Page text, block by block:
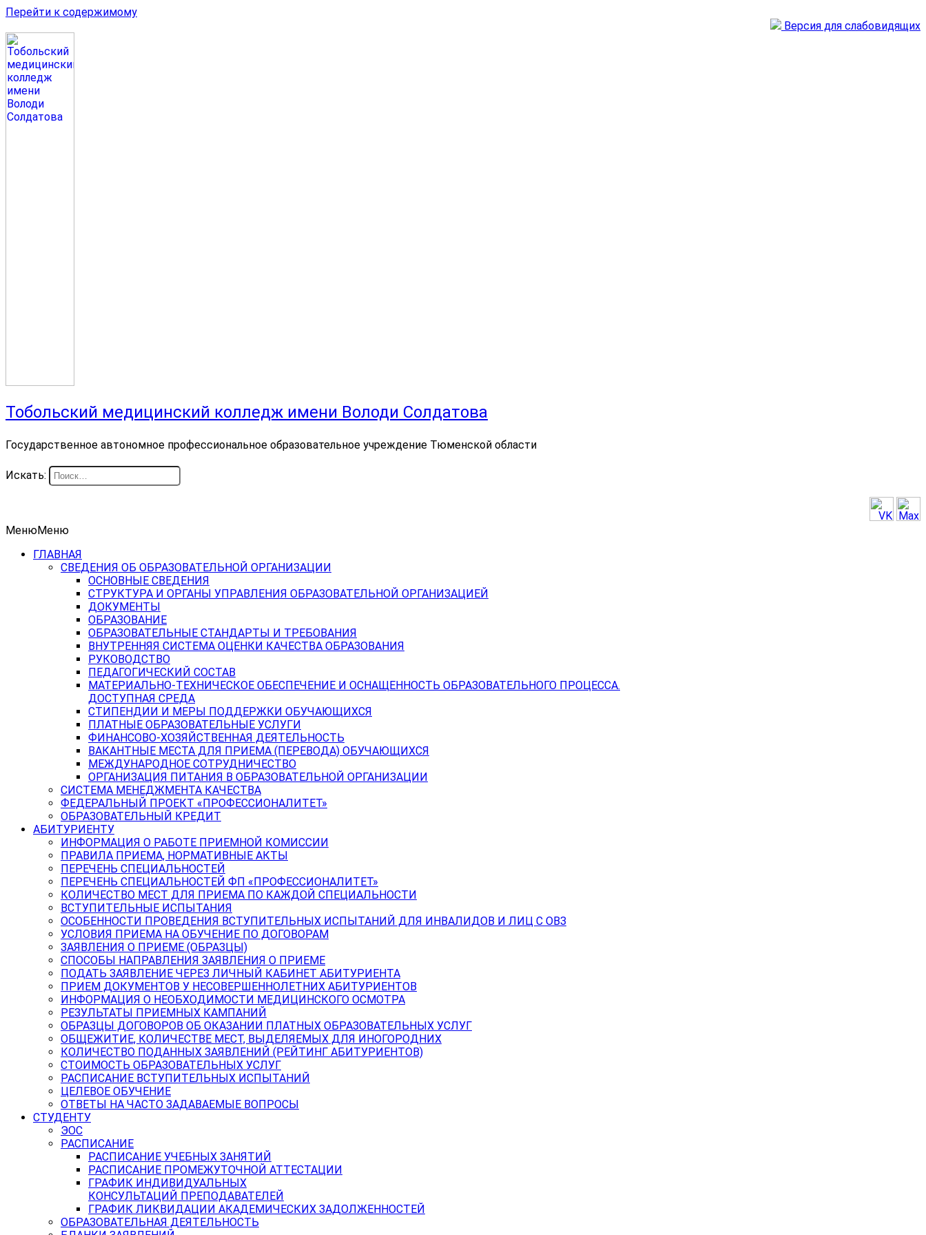
Перейти к содержимому
Версия для слабовидящих
Тобольский медицинский колледж имени Володи Солдатова
Государственное автономное профессиональное образовательное учреждение Тюменской области
Искать:
МенюМеню
ГЛАВНАЯ
СВЕДЕНИЯ ОБ ОБРАЗОВАТЕЛЬНОЙ ОРГАНИЗАЦИИ
ОСНОВНЫЕ СВЕДЕНИЯ
СТРУКТУРА И ОРГАНЫ УПРАВЛЕНИЯ ОБРАЗОВАТЕЛЬНОЙ ОРГАНИЗАЦИЕЙ
ДОКУМЕНТЫ
ОБРАЗОВАНИЕ
ОБРАЗОВАТЕЛЬНЫЕ СТАНДАРТЫ И ТРЕБОВАНИЯ
ВНУТРЕННЯЯ СИСТЕМА ОЦЕНКИ КАЧЕСТВА ОБРАЗОВАНИЯ
РУКОВОДСТВО
ПЕДАГОГИЧЕСКИЙ СОСТАВ
МАТЕРИАЛЬНО-ТЕХНИЧЕСКОЕ ОБЕСПЕЧЕНИЕ И ОСНАЩЕННОСТЬ ОБРАЗОВАТЕЛЬНОГО ПРОЦЕССА.
ДОСТУПНАЯ СРЕДА
СТИПЕНДИИ И МЕРЫ ПОДДЕРЖКИ ОБУЧАЮЩИХСЯ
ПЛАТНЫЕ ОБРАЗОВАТЕЛЬНЫЕ УСЛУГИ
ФИНАНСОВО-ХОЗЯЙСТВЕННАЯ ДЕЯТЕЛЬНОСТЬ
ВАКАНТНЫЕ МЕСТА ДЛЯ ПРИЕМА (ПЕРЕВОДА) ОБУЧАЮЩИХСЯ
МЕЖДУНАРОДНОЕ СОТРУДНИЧЕСТВО
ОРГАНИЗАЦИЯ ПИТАНИЯ В ОБРАЗОВАТЕЛЬНОЙ ОРГАНИЗАЦИИ
СИСТЕМА МЕНЕДЖМЕНТА КАЧЕСТВА
ФЕДЕРАЛЬНЫЙ ПРОЕКТ «ПРОФЕССИОНАЛИТЕТ»
ОБРАЗОВАТЕЛЬНЫЙ КРЕДИТ
АБИТУРИЕНТУ
ИНФОРМАЦИЯ О РАБОТЕ ПРИЕМНОЙ КОМИССИИ
ПРАВИЛА ПРИЕМА, НОРМАТИВНЫЕ АКТЫ
ПЕРЕЧЕНЬ СПЕЦИАЛЬНОСТЕЙ
ПЕРЕЧЕНЬ СПЕЦИАЛЬНОСТЕЙ ФП «ПРОФЕССИОНАЛИТЕТ»
КОЛИЧЕСТВО МЕСТ ДЛЯ ПРИЕМА ПО КАЖДОЙ СПЕЦИАЛЬНОСТИ
ВСТУПИТЕЛЬНЫЕ ИСПЫТАНИЯ
ОСОБЕННОСТИ ПРОВЕДЕНИЯ ВСТУПИТЕЛЬНЫХ ИСПЫТАНИЙ ДЛЯ ИНВАЛИДОВ И ЛИЦ С ОВЗ
УСЛОВИЯ ПРИЕМА НА ОБУЧЕНИЕ ПО ДОГОВОРАМ
ЗАЯВЛЕНИЯ О ПРИЕМЕ (ОБРАЗЦЫ)
СПОСОБЫ НАПРАВЛЕНИЯ ЗАЯВЛЕНИЯ О ПРИЕМЕ
ПОДАТЬ ЗАЯВЛЕНИЕ ЧЕРЕЗ ЛИЧНЫЙ КАБИНЕТ АБИТУРИЕНТА
ПРИЕМ ДОКУМЕНТОВ У НЕСОВЕРШЕННОЛЕТНИХ АБИТУРИЕНТОВ
ИНФОРМАЦИЯ О НЕОБХОДИМОСТИ МЕДИЦИНСКОГО ОСМОТРА
РЕЗУЛЬТАТЫ ПРИЕМНЫХ КАМПАНИЙ
ОБРАЗЦЫ ДОГОВОРОВ ОБ ОКАЗАНИИ ПЛАТНЫХ ОБРАЗОВАТЕЛЬНЫХ УСЛУГ
ОБЩЕЖИТИЕ, КОЛИЧЕСТВЕ МЕСТ, ВЫДЕЛЯЕМЫХ ДЛЯ ИНОГОРОДНИХ
КОЛИЧЕСТВО ПОДАННЫХ ЗАЯВЛЕНИЙ (РЕЙТИНГ АБИТУРИЕНТОВ)
СТОИМОСТЬ ОБРАЗОВАТЕЛЬНЫХ УСЛУГ
РАСПИСАНИЕ ВСТУПИТЕЛЬНЫХ ИСПЫТАНИЙ
ЦЕЛЕВОЕ ОБУЧЕНИЕ
ОТВЕТЫ НА ЧАСТО ЗАДАВАЕМЫЕ ВОПРОСЫ
СТУДЕНТУ
ЭОС
РАСПИСАНИЕ
РАСПИСАНИЕ УЧЕБНЫХ ЗАНЯТИЙ
РАСПИСАНИЕ ПРОМЕЖУТОЧНОЙ АТТЕСТАЦИИ
ГРАФИК ИНДИВИДУАЛЬНЫХ
КОНСУЛЬТАЦИЙ ПРЕПОДАВАТЕЛЕЙ
ГРАФИК ЛИКВИДАЦИИ АКАДЕМИЧЕСКИХ ЗАДОЛЖЕННОСТЕЙ
ОБРАЗОВАТЕЛЬНАЯ ДЕЯТЕЛЬНОСТЬ